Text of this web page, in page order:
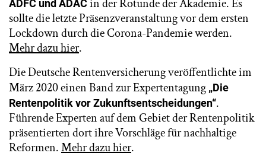
ADFC und ADAC in der Rotunde der Akademie. Es
sollte die letzte Präsenzveranstaltung vor dem ersten
Lockdown durch die Corona-Pandemie werden.
Mehr dazu hier.
Die Deutsche Rentenversicherung veröffentlichte im
März 2020 einen Band zur Expertentagung „Die
Rentenpolitik vor Zukunftsentscheidungen“.
Führende Experten auf dem Gebiet der Rentenpolitik
präsentierten dort ihre Vorschläge für nachhaltige
Reformen.Mehr dazu hier.